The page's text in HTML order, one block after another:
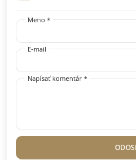
Meno *
E-mail
Napísať komentár *